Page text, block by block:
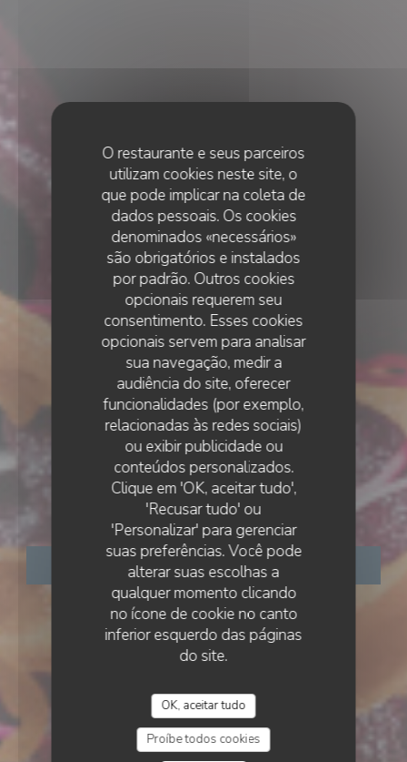
O restaurante e seus parceiros
utilizam cookies neste site, o
que pode implicar na coleta de
dados pessoais. Os cookies
denominados «necessários»
são obrigatórios e instalados
por padrão. Outros cookies
opcionais requerem seu
consentimento. Esses cookies
opcionais servem para analisar
sua navegação, medir a
audiência do site, oferecer
funcionalidades (por exemplo,
relacionadas às redes sociais)
ou exibir publicidade ou
conteúdos personalizados.
Clique em 'OK, aceitar tudo',
'Recusar tudo' ou
'Personalizar' para gerenciar
suas preferências. Você pode
alterar suas escolhas a
qualquer momento clicando
no ícone de cookie no canto
inferior esquerdo das páginas
do site.
OK, aceitar tudo
Proíbe todos cookies
RESTAURANTE TRADICIONAL•
Georgette
RESERVAR UMA MESA